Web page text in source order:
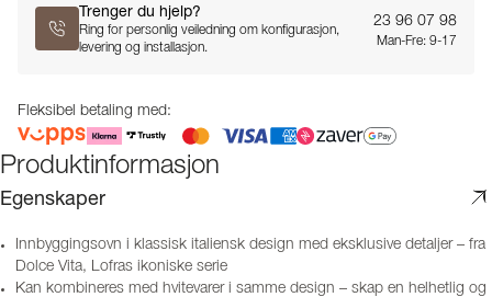
Trenger du hjelp?
Ring for personlig veiledning om konfigurasjon,
levering og installasjon.
23 96 07 98
Man-Fre: 9-17
Fleksibel betaling med:
Produktinformasjon
Egenskaper
Innbyggingsovn i klassisk italiensk design med eksklusive detaljer – fra
Dolce Vita, Lofras ikoniske serie
Kan kombineres med hvitevarer i samme design – skap en helhetlig og